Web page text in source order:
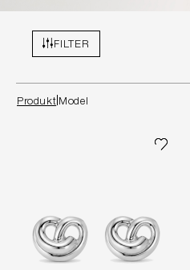
FILTER
Produkt Model